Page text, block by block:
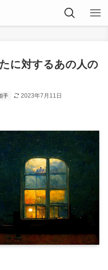
に対するあの人の
手
2023年7月11日